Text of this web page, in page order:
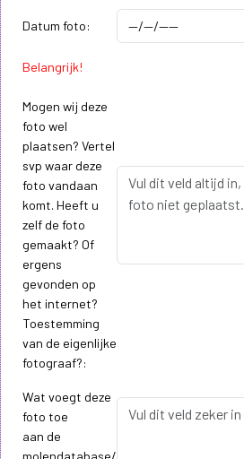
Datum foto:
Belangrijk!
Mogen wij deze
foto wel
plaatsen? Vertel
svp waar deze
foto vandaan
komt. Heeft u
zelf de foto
gemaakt? Of
ergens
gevonden op
het internet?
Toestemming
van de eigenlijke
fotograaf?:
Wat voegt deze
foto toe
aan de
molendatabase/